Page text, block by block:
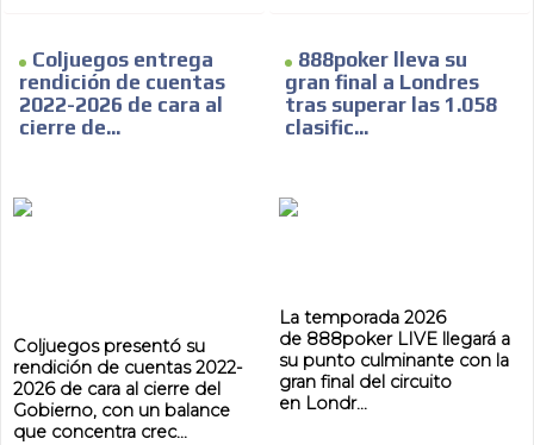
Coljuegos entrega
rendición de cuentas
2022-2026 de cara al
cierre de...
Coljuegos presentó su
rendición de cuentas 2022-
2026 de cara al cierre del
Gobierno, con un balance
que concentra crec...
888poker lleva su
gran final a Londres
tras superar las 1.058
clasific...
La temporada 2026
de 888poker LIVE llegará a
su punto culminante con la
gran final del circuito
en Londr...